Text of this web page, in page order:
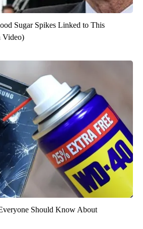
Sugar Spikes Linked to This
Video)
Should Know About